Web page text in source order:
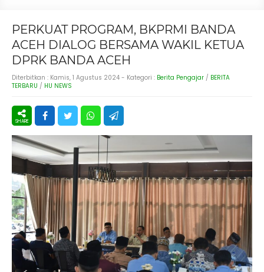
PERKUAT PROGRAM, BKPRMI BANDA
ACEH DIALOG BERSAMA WAKIL KETUA
DPRK BANDA ACEH
Diterbitkan : Kamis, 1 Agustus 2024 - Kategori : Berita Pengajar / BERITA
TERBARU / HU NEWS